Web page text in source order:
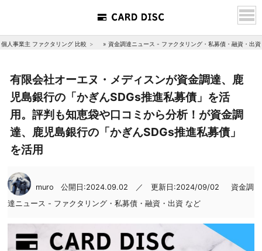
個人事業主 ファクタリング 比較 » 資金調達ニュース - ファクタリング・私募債・融資・出
有限会社オーエヌ・メディスンが資金調達、鹿
児島銀行の「かぎんSDGs推進私募債」を活
用。評判も知恵袋や口コミから分析！が資金調
達、鹿児島銀行の「かぎんSDGs推進私募債」
を活用
muro 公開日:2024.09.02 ／ 更新日:2024/09/02
資金調
達ニュース - ファクタリング・私募債・融資・出資 など